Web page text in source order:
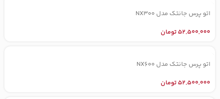
اتو پرس جانتک مدل NX300
52,500,000تومان
اتو پرس جانتک مدل NX600
52,500,000تومان